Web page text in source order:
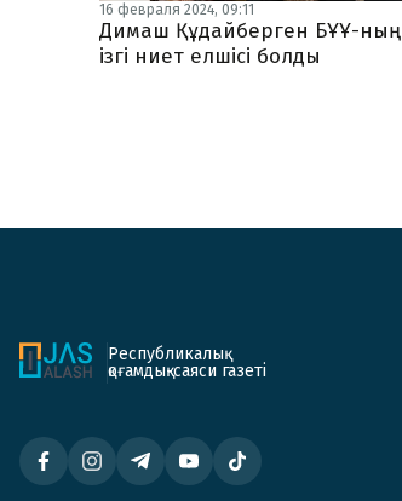
16 февраля 2024, 09:11
Димаш Құдайберген БҰҰ-ның
ізгі ниет елшісі болды
Республикалық
қоғамдық-саяси газеті